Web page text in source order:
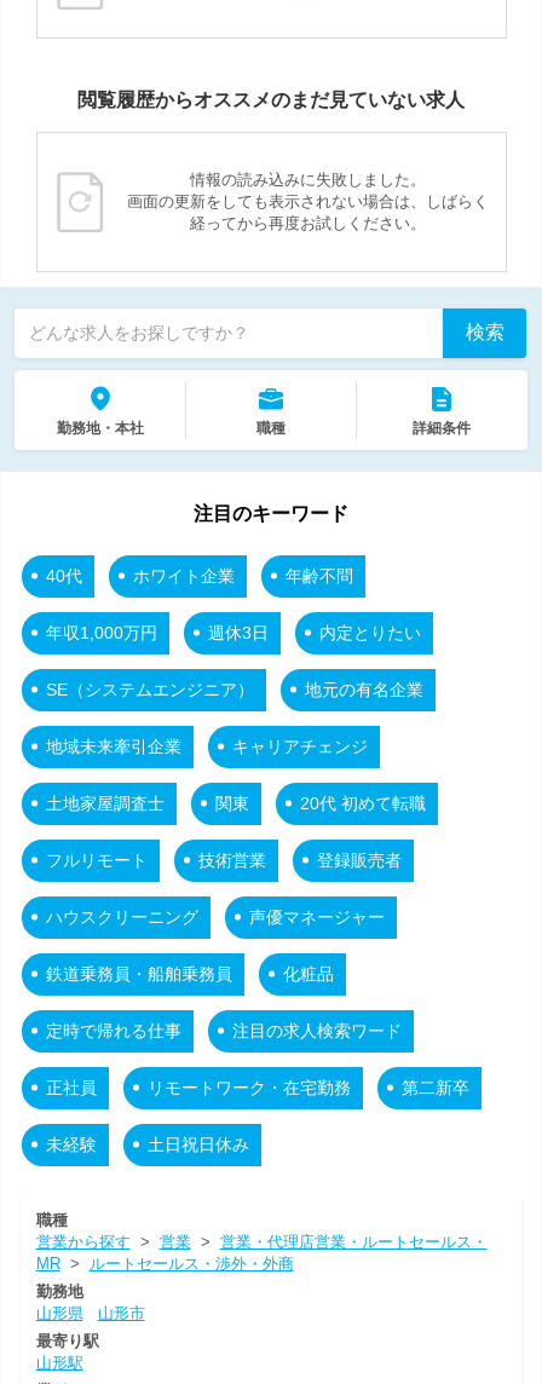
閲覧履歴からオススメのまだ見ていない求人
情報の読み込みに失敗しました。
画面の更新をしても表示されない場合は、しばらく
経ってから再度お試しください。
どんな求人をお探しですか？ 検索
勤務地・本社 職種 詳細条件
注目のキーワード
40代 ホワイト企業 年齢不問
年収1,000万円 週休3日 内定とりたい
SE（システムエンジニア） 地元の有名企業
地域未来牽引企業 キャリアチェンジ
土地家屋調査士 関東 20代 初めて転職
フルリモート 技術営業 登録販売者
ハウスクリーニング 声優マネージャー
鉄道乗務員・船舶乗務員 化粧品
定時で帰れる仕事 注目の求人検索ワード
正社員 リモートワーク・在宅勤務 第二新卒
未経験 土日祝日休み
職種
営業から探す > 営業> 営業・代理店営業・ルートセールス・
MR>
ルートセールス・渉外・外商
勤務地
山形県
山形市
最寄り駅
山形駅